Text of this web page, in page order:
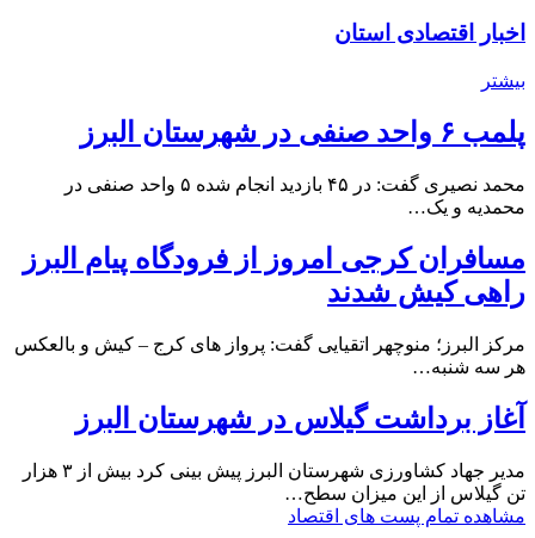
اخبار اقتصادی استان
بیشتر
پلمب ۶ واحد صنفی در شهرستان البرز
محمد نصیری گفت: در ۴۵ بازدید انجام شده ۵ واحد صنفی در
محمدیه و یک…
مسافران کرجی امروز از فرودگاه پیام البرز
راهی کیش شدند
مرکز البرز؛ منوچهر اتقیایی گفت: پرواز های کرج – کیش و بالعکس
هر سه شنبه…
آغاز برداشت گیلاس در شهرستان البرز
مدیر جهاد کشاورزی شهرستان البرز پیش بینی کرد بیش از ۳ هزار
تن گیلاس از این میزان سطح…
مشاهده تمام پست های اقتصاد